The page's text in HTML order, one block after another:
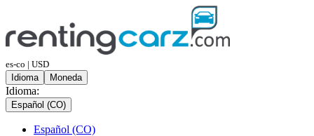
es-co | USD
Idioma
Moneda
Idioma:
Español (CO)
Español (CO)